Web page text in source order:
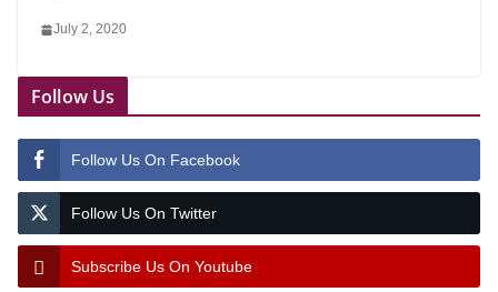
July 2, 2020
Follow Us
Follow Us On Facebook
Follow Us On Twitter
Subscribe Us On Youtube